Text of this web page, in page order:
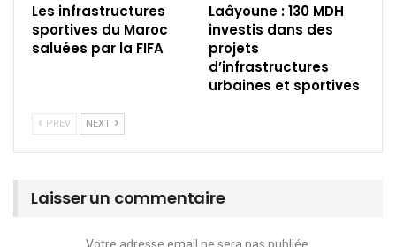
Les infrastructures
sportives du Maroc
saluées par la FIFA
Laâyoune : 130 MDH
investis dans des
projets
d’infrastructures
urbaines et sportives
PREV NEXT
Laisser un commentaire
Votre adresse email ne sera pas publiée.